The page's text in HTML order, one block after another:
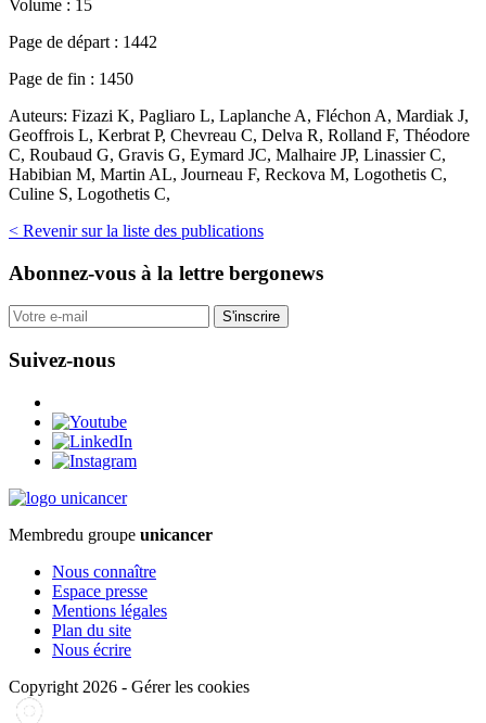
Volume : 15
Page de départ : 1442
Page de fin : 1450
Auteurs: Fizazi K, Pagliaro L, Laplanche A, Fléchon A, Mardiak J,
Geoffrois L, Kerbrat P, Chevreau C, Delva R, Rolland F, Théodore
C, Roubaud G, Gravis G, Eymard JC, Malhaire JP, Linassier C,
Habibian M, Martin AL, Journeau F, Reckova M, Logothetis C,
Culine S, Logothetis C,
< Revenir sur la liste des publications
Abonnez-vous à la lettre bergonews
S'inscrire
Suivez-nous
Membredu groupe unicancer
Nous connaître
Espace presse
Mentions légales
Plan du site
Nous écrire
Copyright 2026 - Gérer les cookies